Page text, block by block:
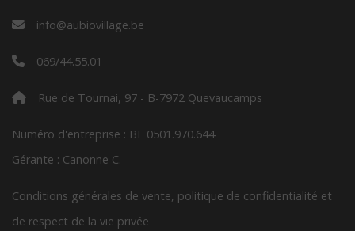
info@aubiovillage.be
069/44.55.01
Rue de Tournai, 97 - B-7972 Quevaucamps
Numéro d'entreprise : BE 0501.970.644
Gérante : Canonne C.
Conditions générales de vente, politique de confidentialité et
de respect de la vie privée